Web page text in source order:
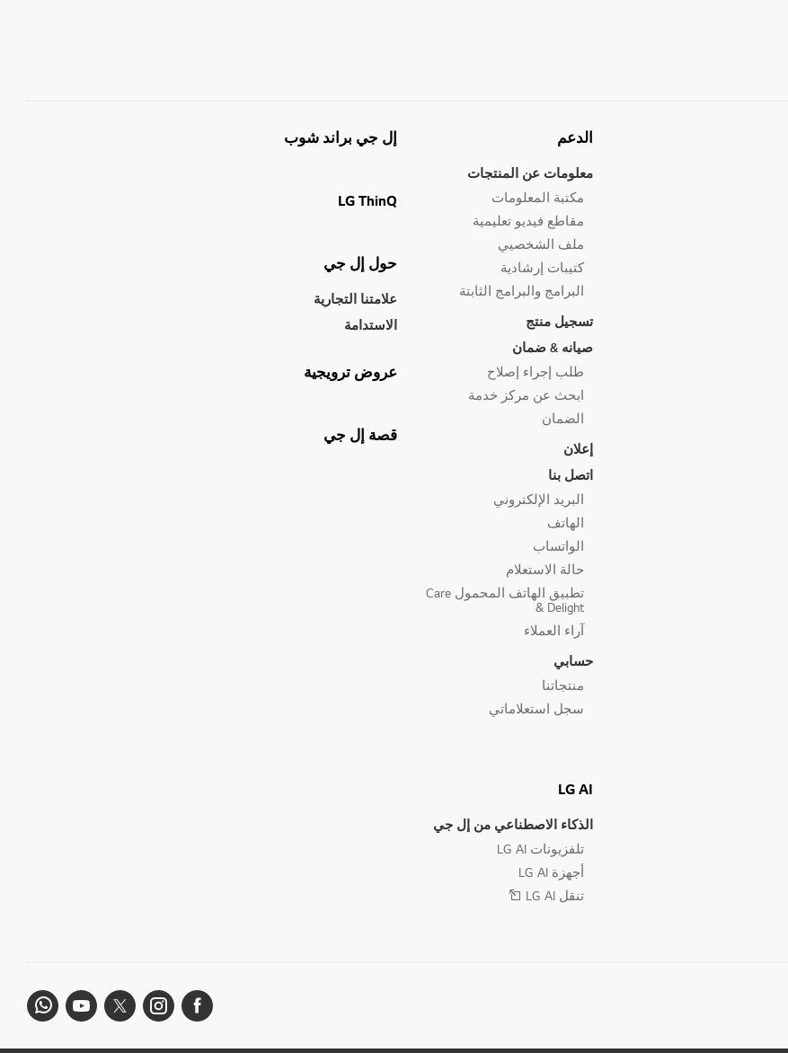
الدعم
معلومات عن المنتجات
مكتبة المعلومات
مقاطع فيديو تعليمية
ملف الشخصيي
كتيبات إرشادية
البرامج والبرامج الثابتة
تسجيل منتج
صيانه & ضمان
طلب إجراء إصلاح
ابحث عن مركز خدمة
الضمان
إعلان
اتصل بنا
البريد الإلكتروني
الهاتف
الواتساب
حالة الاستعلام
تطبيق الهاتف المحمول Care
& Delight
آراء العملاء
حسابي
منتجاتنا
سجل استعلاماتي
LG AI
الذكاء الاصطناعي من إل جي
تلفزيونات LG AI
أجهزة LG AI
تنقل LG AI
إل جي براند شوب
LG ThinQ
حول إل جي
علامتنا التجارية
الاستدامة
عروض ترويجية
قصة إل جي